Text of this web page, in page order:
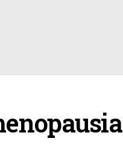
CIRUGÍA GENERAL